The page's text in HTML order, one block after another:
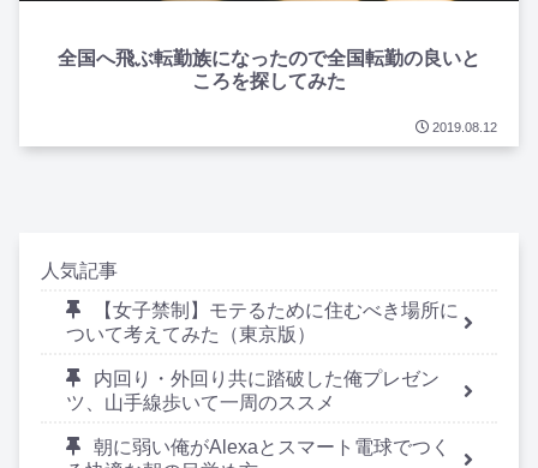
全国へ飛ぶ転勤族になったので全国転勤の良いと
ころを探してみた
2019.08.12
人気記事
【女子禁制】モテるために住むべき場所に
ついて考えてみた（東京版）
内回り・外回り共に踏破した俺プレゼン
ツ、山手線歩いて一周のススメ
朝に弱い俺がAlexaとスマート電球でつく